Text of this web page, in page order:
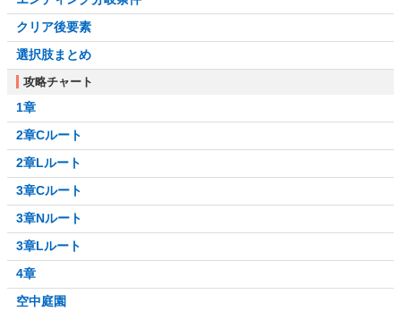
クリア後要素
選択肢まとめ
攻略チャート
1章
2章Cルート
2章Lルート
3章Cルート
3章Nルート
3章Lルート
4章
空中庭園